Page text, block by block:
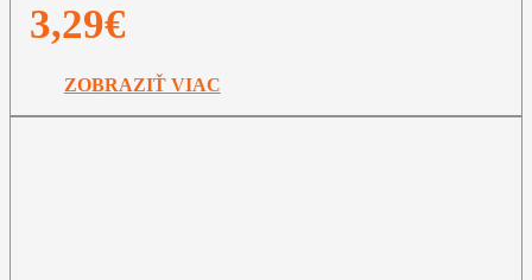
3,29€
ZOBRAZIŤ VIAC